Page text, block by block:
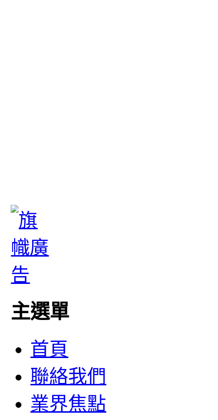
主選單
首頁
聯絡我們
業界焦點